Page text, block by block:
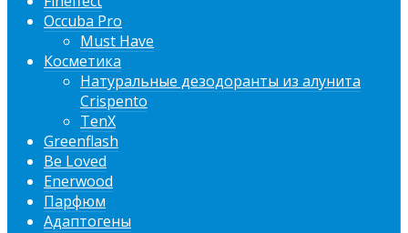
Occuba Pro
Must Have
Косметика
Натуральные дезодоранты из алунита
Crispento
TenX
Greenflash
Be Loved
Enerwood
Парфюм
Адаптогены